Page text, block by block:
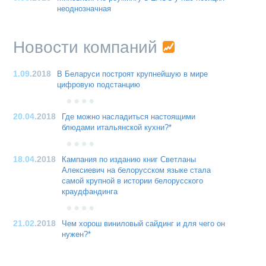
неоднозначная
Новости компаний
1.09.2018
В Беларуси построят крупнейшую в мире
цифровую подстанцию
20.04.2018
Где можно насладиться настоящими
блюдами итальянской кухни?*
18.04.2018
Кампания по изданию книг Светланы
Алексиевич на белорусском языке стала
самой крупной в истории белорусского
краудфандинга
21.02.2018
Чем хорош виниловый сайдинг и для чего он
нужен?*